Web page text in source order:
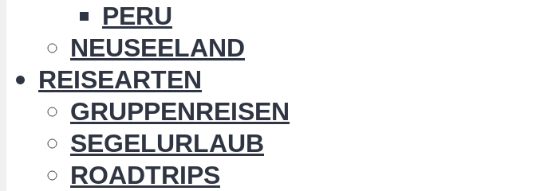
PERU
NEUSEELAND
REISEARTEN
GRUPPENREISEN
SEGELURLAUB
ROADTRIPS